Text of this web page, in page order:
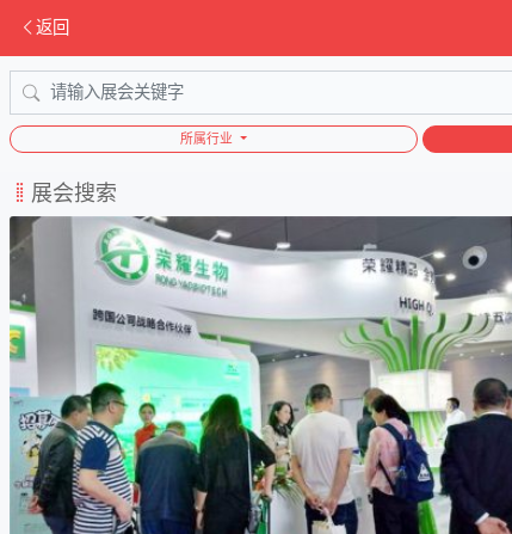
返回
所属行业
展会搜索